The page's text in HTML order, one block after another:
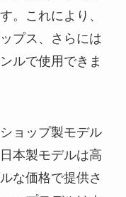
。これにより、
プス、さらには
ルで使用できま
ョップ製モデル
本製モデルは高
な価格で提供さ